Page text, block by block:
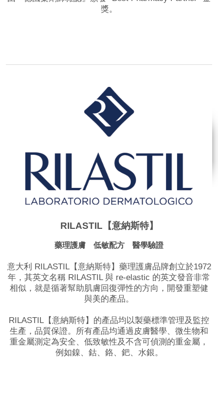
獎。
RILASTIL【意納斯特】
藥理護膚 低敏配方 醫學驗證
意大利 RILASTIL【意納斯特】藥理護膚品牌創立於1972
年，其英文名稱 RILASTIL 與 re-elastic 的英文發音非常
相似，就是循著幫助肌膚回復彈性的方向，開發重塑健
與美的產品。
RILASTIL【意納斯特】的產品均以製藥標準管理及監控
生產，品質保證。所有產品均通過皮膚醫學、微生物和
重金屬測定為安全、低致敏性及不含可偵測的重金屬，
例如鎳、鈷、鉻、鈀、水銀。